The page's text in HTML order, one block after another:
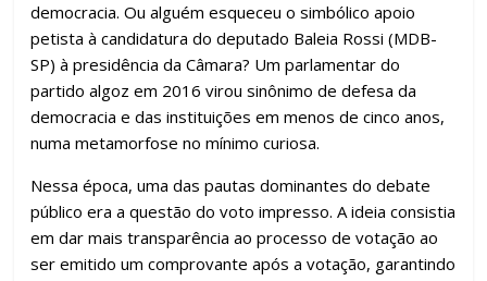
democracia. Ou alguém esqueceu o simbólico apoio
petista à candidatura do deputado Baleia Rossi (MDB-
SP) à presidência da Câmara? Um parlamentar do
partido algoz em 2016 virou sinônimo de defesa da
democracia e das instituições em menos de cinco anos,
numa metamorfose no mínimo curiosa.
Nessa época, uma das pautas dominantes do debate
público era a questão do voto impresso. A ideia consistia
em dar mais transparência ao processo de votação ao
ser emitido um comprovante após a votação, garantindo